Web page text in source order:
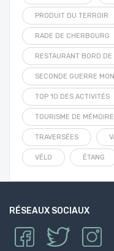
PRODUIT DU TERROIR
RADE DE CHERBOURG
RESTAURANT BORD DE
SECONDE GUERRE
TOP 10 DES ACTIVITÉS
TOURISME DE MÉMOIRE
TRAVERSÉES
VÉLO ÉTANG
RÉSEAUX SOCIAUX